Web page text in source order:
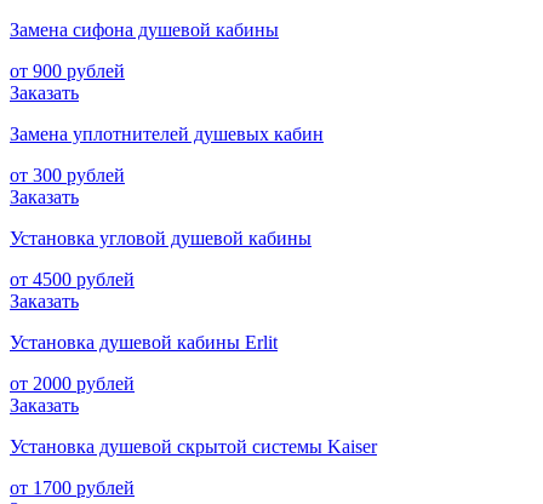
Замена сифона душевой кабины
от 900 рублей
Заказать
Замена уплотнителей душевых кабин
от 300 рублей
Заказать
Установка угловой душевой кабины
от 4500 рублей
Заказать
Установка душевой кабины Erlit
от 2000 рублей
Заказать
Установка душевой скрытой системы Kaiser
от 1700 рублей